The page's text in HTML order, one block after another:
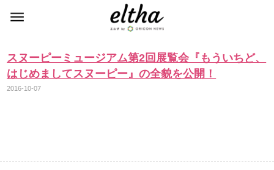
スヌーピーミュージアム第2回展覧会『もういちど、
はじめましてスヌーピー』の全貌を公開！
2016-10-07